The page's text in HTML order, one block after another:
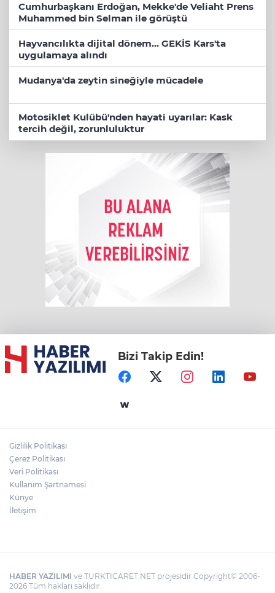
Cumhurbaşkanı Erdoğan, Mekke'de Veliaht Prens
Muhammed bin Selman ile görüştü
Hayvancılıkta dijital dönem... GEKİS Kars'ta
uygulamaya alındı
Mudanya'da zeytin sineğiyle mücadele
Motosiklet Kulübü'nden hayati uyarılar: Kask
tercih değil, zorunluluktur
Bizi Takip Edin!
Gizlilik Politikası
Çerez Politikası
Veri Politikası
Kullanım Şartnamesi
Künye
İletişim
HABER YAZILIMI ve TURKTICARET.NET projesidir Copyright© 2006-
2026 Tüm hakları saklıdır.